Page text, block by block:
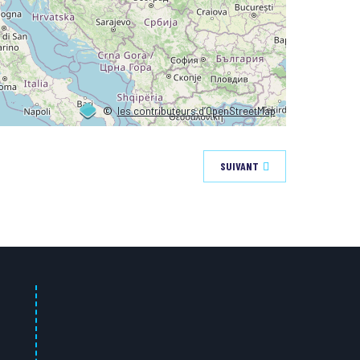
©les contributeurs d’OpenStreetMap
SUIVANT